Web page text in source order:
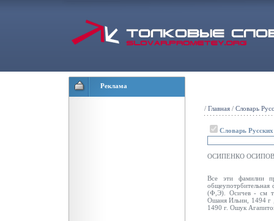
Реклама
/ Главная / Словарь
Словарь
ОСИПЕНКО
Все эти фамилии
(Ф,Э). Осичев - см
Ошаня Ильин, 1494 г
1490 г. Ошук